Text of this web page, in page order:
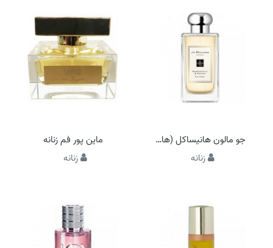
جو مالون هانیساکل (هانی ساکل) اند داوانا
زنانه
ماین پور فم زنانه
زنانه